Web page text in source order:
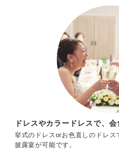
ドレスやカラードレスで、
挙式のドレスorお色直しのドレ
披露宴が可能です。